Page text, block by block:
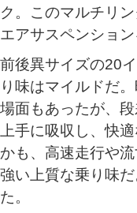
ク。このマルチリ
エアサスペンショ
前後異サイズの20
り味はマイルドだ
場面もあったが、
上手に吸収し、快
かも、高速走行や
強い上質な乗り味
た。